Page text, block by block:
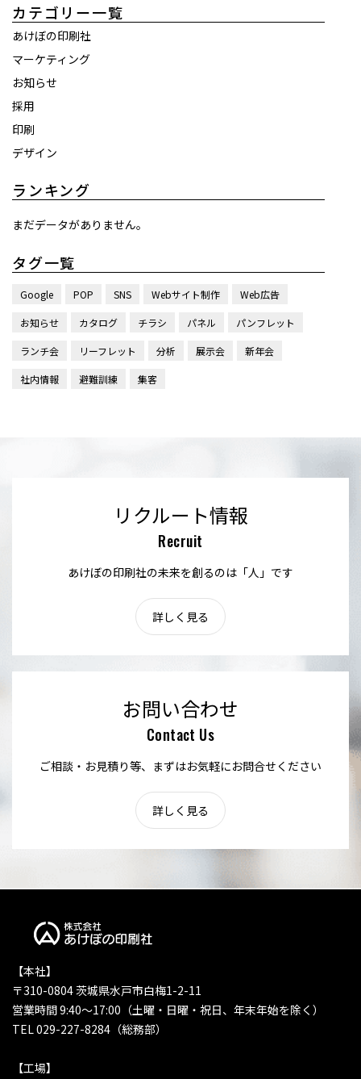
カテゴリー一覧
あけぼの印刷社
マーケティング
お知らせ
採用
印刷
デザイン
ランキング
まだデータがありません。
タグ一覧
Google POP SNS Webサイト制作 Web広告
お知らせ カタログ チラシ パネル パンフレット
ランチ会 リーフレット 分析 展示会 新年会
社内情報 避難訓練 集客
リクルート情報
Recruit
あけぼの印刷社の未来を創るのは「人」です
詳しく見る
お問い合わせ
Contact Us
ご相談・お見積り等、まずはお気軽にお問合せください
詳しく見る
【本社】
〒310-0804 茨城県水戸市白梅1-2-11
営業時間 9:40〜17:00（土曜・日曜・祝日、年末年始を除く）
TEL 029-227-8284（総務部）
【工場】